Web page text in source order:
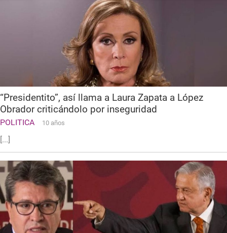
“Presidentito”, así llama a Laura Zapata a López
Obrador criticándolo por inseguridad
POLITICA 10 años
[...]